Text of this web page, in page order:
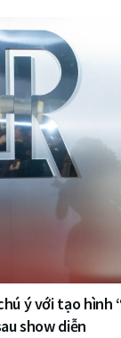
ý với tạo hình
show diễn